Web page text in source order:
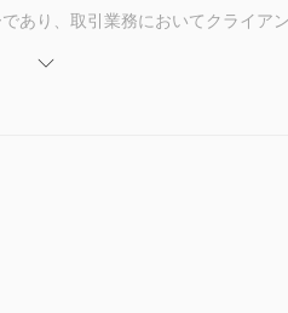
あり、取引業務においてクライア
し、最低入金額の要件が異なり、
取引プラットフォームを提供して